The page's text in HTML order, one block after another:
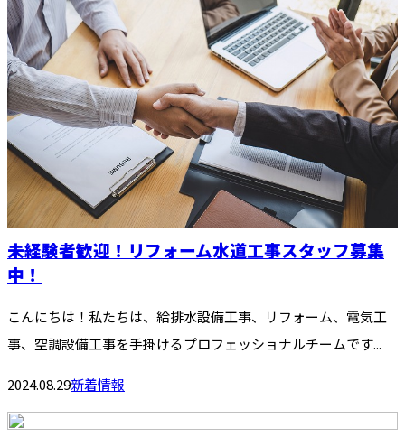
未経験者歓迎！リフォーム水道工事スタッフ募集
中！
こんにちは！私たちは、給排水設備工事、リフォーム、電気工
事、空調設備工事を手掛けるプロフェッショナルチームです...
2024.08.29新着情報